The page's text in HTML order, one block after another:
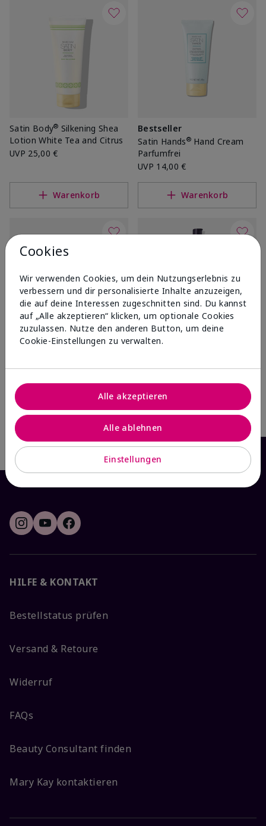
Satin Body® Silkening Shea
Lotion White Tea and Citrus
UVP 25,00 €
Warenkorb
Bestseller
Satin Hands®Hand Cream
Parfumfrei
UVP 14,00 €
Warenkorb
Bestseller
& Citrus
UVP60,00 €
Warenkorb
TimeWise Targeted-Action
UVP42,00 €
Warenkorb
HILFE & KONTAKT
Bestellstatus prüfen
Versand & Retoure
Widerruf
FAQs
Beauty Consultant finden
Mary Kay kontaktieren
Cookies
Wir verwenden Cookies, um dein Nutzungserlebnis zu
verbessern und dir personalisierte Inhalte anzuzeigen,
die auf deine Interessen zugeschnitten sind. Du kannst
auf „Alle akzeptieren“ klicken, um optionale Cookies
zuzulassen. Nutze den anderen Button, um deine
Cookie-Einstellungen zu verwalten.
Einstellungen
Alle ablehnen
Alle akzeptieren